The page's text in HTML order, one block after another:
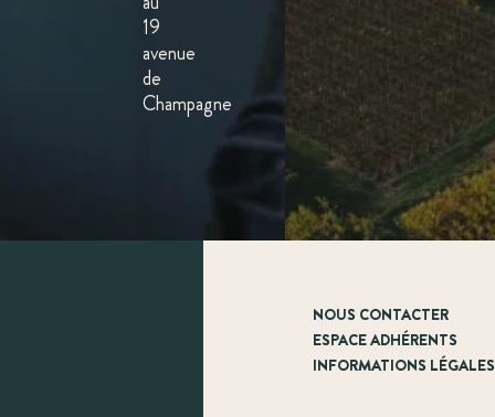
19
avenue
de
Champagne
NOUS CONTACTER
ESPACE ADHÉRENTS
INFORMATIONS LÉGALES